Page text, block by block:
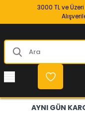
3000 TL ve
AYNI GÜN